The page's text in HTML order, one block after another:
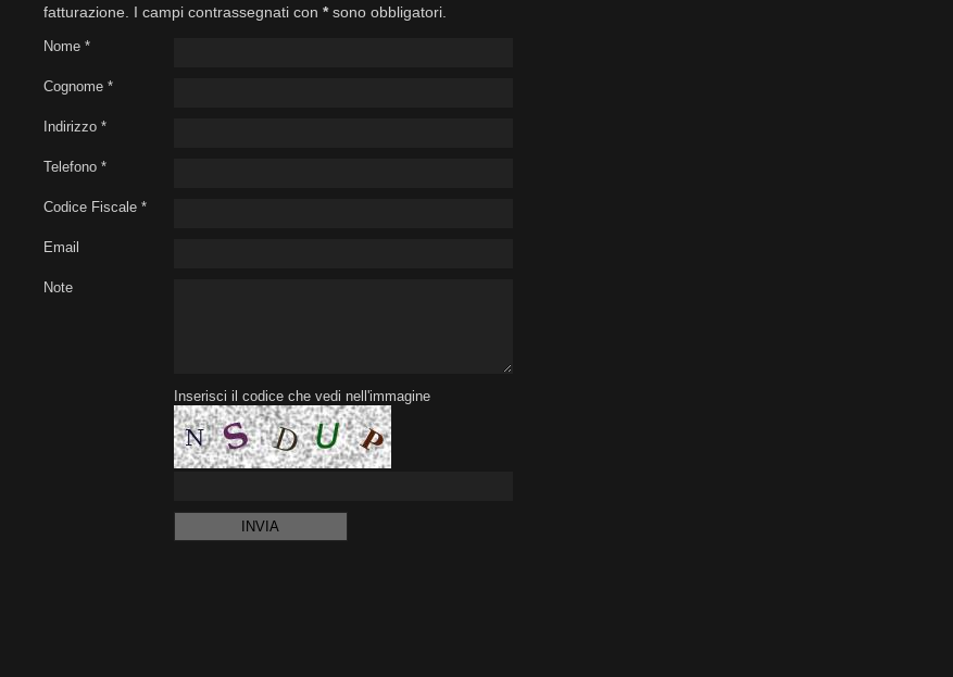
fatturazione. I campi contrassegnati con *sono obbligatori.
Nome *
Cognome *
Indirizzo *
Telefono *
Codice Fiscale *
Email
Note
Inserisci il codice che vedi nell'immagine